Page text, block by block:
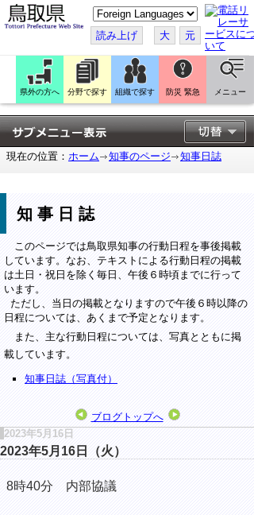
こ
の
ペ
ー
ジ
翻
訳
す
る
読み上げ 大 元
県外の方へ 分野で探す 組織で探す 防災 緊急 メニュー
現在の位置： ホーム 知事のページ 知事日誌
知事日誌
このページでは鳥取県知事の行動日程を事後掲載
しています。なお、テキストによる行動日程の掲載
は土日・祝日を除く毎日、午後６時頃までに行って
います。
ただし、当日の掲載となりますので午後６時以降の
日程については、あくまで予定となります。
また、主な行動日程については、写真とともに掲
載しています。
知事日誌（写真付）
ブログトップへ
2023年5月16日
2023年5月16日（火）
8時40分 内部協議